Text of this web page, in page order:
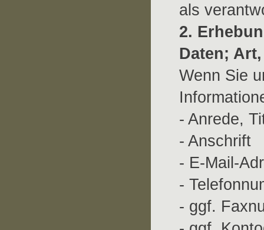
als
2.
Daten;
Wenn Sie
- Anrede,
- Anschrift
- E-Mail-
-
- ggf.